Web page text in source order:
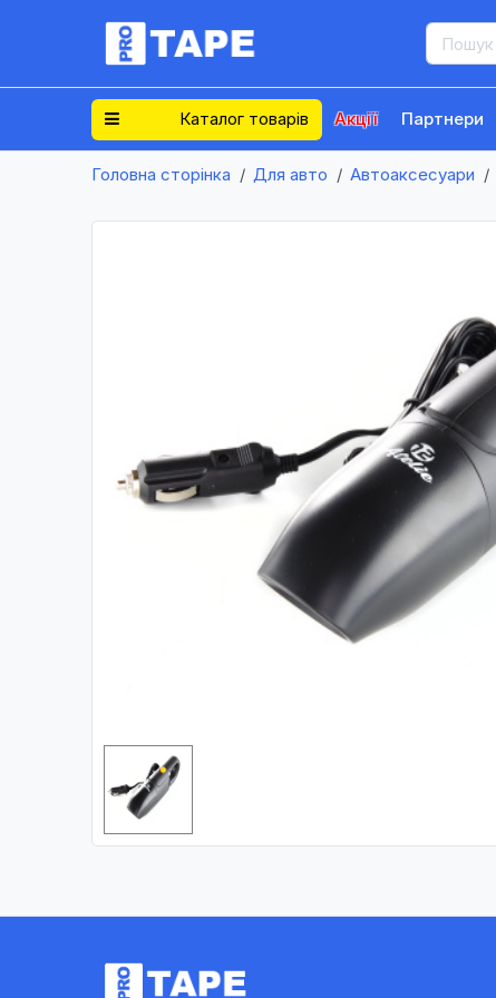
Каталог товарів Акції Партнери
Головна сторінка Для авто Автоаксесуари